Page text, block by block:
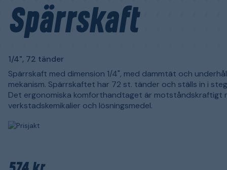
Spärrskaft
1/4", 72 tänder
Spärrskaft med dimension 1/4", med dammtät och
mekanism. Spärrskaftet har 72 st. tänder och ställs in i
Det ergonomiska komforthandtaget är motståndskraftigt
verkstadskemikalier och lösningsmedel.